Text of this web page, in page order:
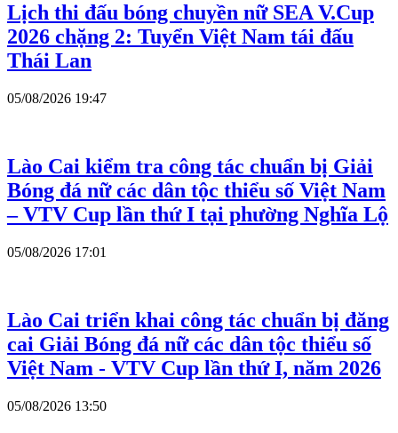
Lịch thi đấu bóng chuyền nữ SEA V.Cup
2026 chặng 2: Tuyển Việt Nam tái đấu
Thái Lan
05/08/2026 19:47
Lào Cai kiểm tra công tác chuẩn bị Giải
Bóng đá nữ các dân tộc thiểu số Việt Nam
– VTV Cup lần thứ I tại phường Nghĩa Lộ
05/08/2026 17:01
Lào Cai triển khai công tác chuẩn bị đăng
cai Giải Bóng đá nữ các dân tộc thiểu số
Việt Nam - VTV Cup lần thứ I, năm 2026
05/08/2026 13:50